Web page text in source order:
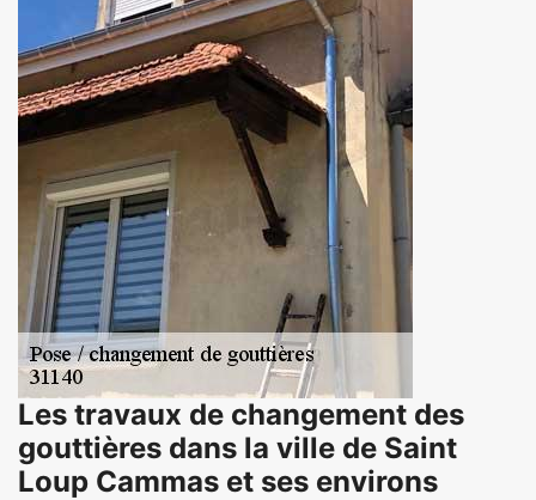
Les travaux de changement des
gouttières dans la ville de Saint
Loup Cammas et ses environs